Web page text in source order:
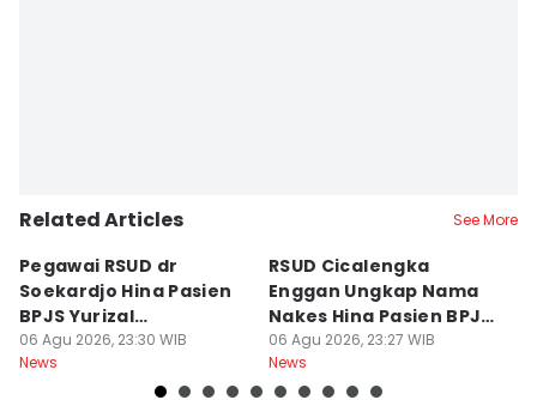
Related Articles See More
Pegawai RSUD dr
Soekardjo Hina Pasien
BPJS Yurizal
Mengundurkan Diri
06 Agu 2026, 23:30 WIB
News
RSUD Cicalengka
Enggan Ungkap Nama
Nakes Hina Pasien BPJS
Yurizal
06 Agu 2026, 23:27 WIB
News